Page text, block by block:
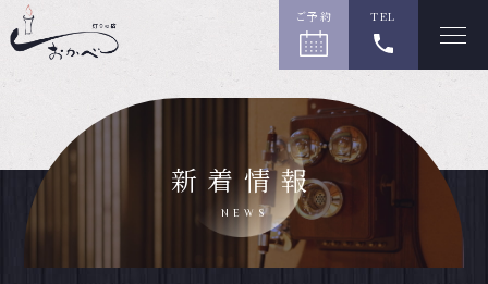
ご予約 TEL
新着情報
NEWS